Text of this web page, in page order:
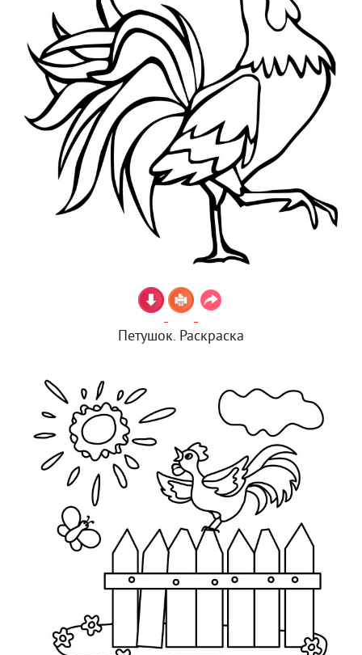
Петушок. Раскраска